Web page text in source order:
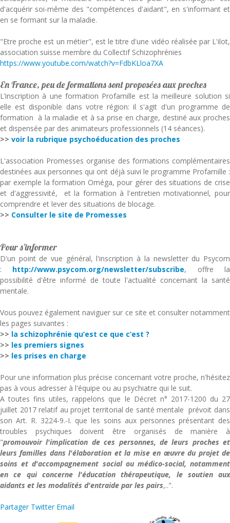
d'acquérir soi-même des "compétences d'aidant", en s'informant et
en se formant sur la maladie.
"Etre proche est un métier", est le titre d'une vidéo réalisée par L'ilot,
association suisse membre du Collectif Schizophrénies
https://www.youtube.com/watch?v=FdbKLloa7XA
En France, peu de formations sont proposées aux proches
L’inscription à une formation Profamille est la meilleure solution si
elle est disponible dans votre région: il s'agit d'un programme de
formation à la maladie et à sa prise en charge, destiné aux proches
et dispensée par des animateurs professionnels (14 séances).
>> voir la rubrique psychoéducation des proches
L'association Promesses organise des formations complémentaires
destinées aux personnes qui ont déjà suivi le programme Profamille :
par exemple la formation Oméga, pour gérer des situations de crise
et d'aggressivité, et la formation à l'entretien motivationnel, pour
comprendre et lever des situations de blocage.
>> Consulter le site de Promesses
Pour s'informer
D'un point de vue général, l'inscription à la newsletter du Psycom
: http://www.psycom.org/newsletter/subscribe, offre la
possibilité d'être informé de toute l'actualité concernant la santé
mentale.
Vous pouvez également naviguer sur ce site et consulter notamment
les pages suivantes :
>> la schizophrénie qu’est ce que c‘est ?
>> les premiers signes
>> les prises en charge
Pour une information plus précise concernant votre proche, n'hésitez
pas à vous adresser à l'équipe ou au psychiatre qui le suit.
A toutes fins utiles, rappelons que le Décret n° 2017-1200 du 27
juillet 2017 relatif au projet territorial de santé mentale prévoit dans
son Art. R. 3224-9.-I. que les soins aux personnes présentant des
troubles psychiques doivent être organisés de manière à
"promouvoir l'implication de ces personnes, de leurs proches et
leurs familles dans l'élaboration et la mise en œuvre du projet de
soins et d'accompagnement social ou médico-social, notamment
en ce qui concerne l'éducation thérapeutique, le soutien aux
aidants et les modalités d'entraide par les pairs,..".
Partager Twitter Email